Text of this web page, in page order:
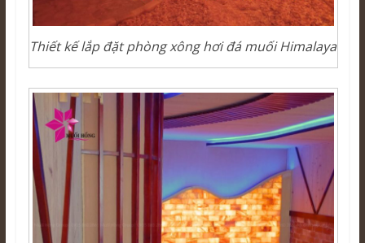
Thiết kế lắp đặt phòng xông hơi đá muối Himalaya